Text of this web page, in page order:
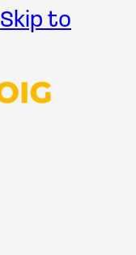
Skip to